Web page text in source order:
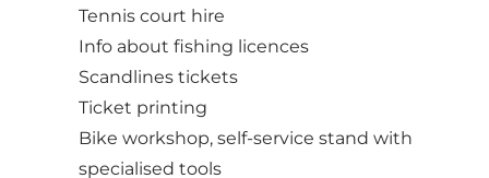
Tennis court hire
Info about fishing licences
Scandlines tickets
Ticket printing
Bike workshop, self-service stand with
specialised tools